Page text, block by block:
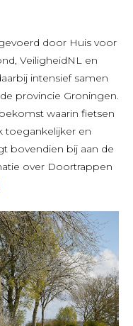
door Huis voor
VeiligheidNL en
intensief samen
provincie Groningen.
waarin fietsen
toegankelijker en
bovendien bij aan de
over Doortrappen